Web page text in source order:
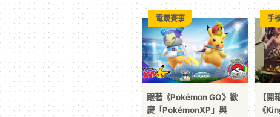
跟著《Pokémon GO》歡
慶「PokémonXP」與
電競賽事
【開
《
手